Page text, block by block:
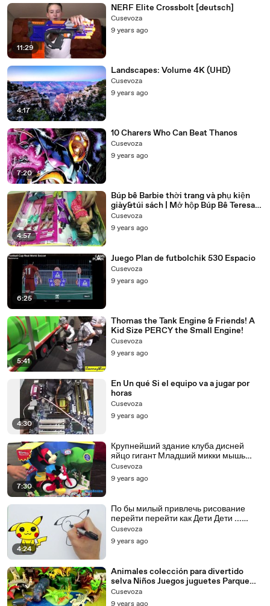
11:29
NERF Elite Crossbolt [deutsch]
Cusevoza
9 years ago
4:17
Landscapes: Volume 4K (UHD)
Cusevoza
9 years ago
7:20
10 Charers Who Can Beat Thanos
Cusevoza
9 years ago
4:57
Búp bê Barbie thời trang và phụ kiện
giày&túi sách | Mở hộp Búp Bê Teresa,
bạn thân của Barbie
Cusevoza
9 years ago
6:25
Juego Plan de futbolchik 530 Espacio
Cusevoza
9 years ago
5:41
Thomas the Tank Engine & Friends! A
Kid Size PERCY the Small Engine!
Cusevoza
9 years ago
4:30
En Un qué Si el equipo va a jugar por
horas
Cusevoza
9 years ago
7:30
Крупнейший здание клуба дисней
яйцо гигант Младший микки мышь
Открытие сюрприз видео мир мой
Cusevoza
9 years ago
4:24
По бы милый привлечь рисование
перейти перейти как Дети Дети ...
Пикачу покемон шаг Кому в Это легко |
Cusevoza
9 years ago
Animales colección para divertido
selva Niños Juegos juguetes Parque
zoológico Playmobil safari
Cusevoza